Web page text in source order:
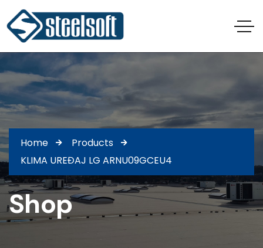
Home
Products
KLIMA UREĐAJ LG ARNU09GCEU4
Shop